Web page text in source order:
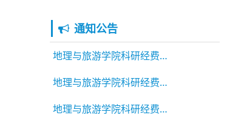
通知公告
地理与旅游学院科研经费绩效公示
地理与旅游学院科研经费绩效公示
地理与旅游学院科研经费绩效公示